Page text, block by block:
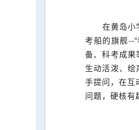
在黄岛小
考船的旗舰--
备、科考成果
生动活泼、
手提问，在互
问题，硬核有